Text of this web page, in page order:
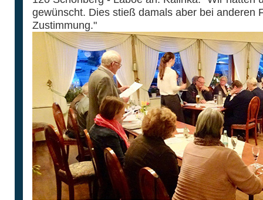
gewünscht. Dies stieß damals aber bei anderen
Zustimmung."